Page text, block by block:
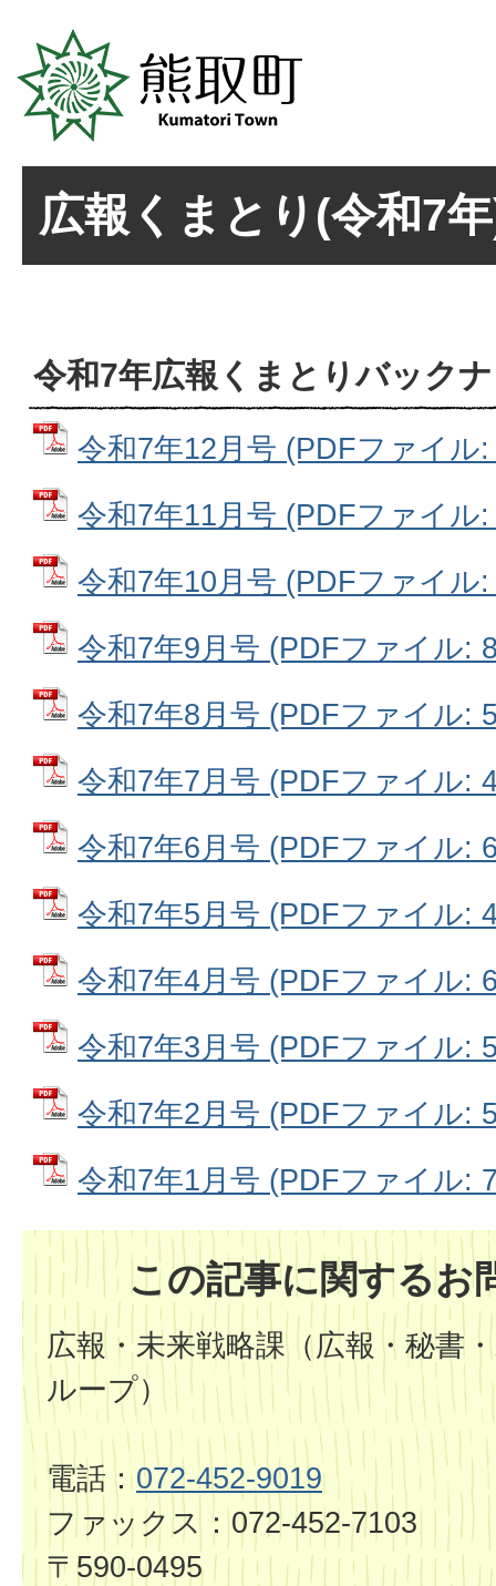
広報くまとり(令和7
令和7年広報くまとりバック
令和7年12月号 (PDFファイル
令和7年11月号 (PDFファイル
令和7年10月号 (PDFファイル
令和7年9月号 (PDFファイル:
令和7年8月号 (PDFファイル:
令和7年7月号 (PDFファイル:
令和7年6月号 (PDFファイル:
令和7年5月号 (PDFファイル:
令和7年4月号 (PDFファイル:
令和7年3月号 (PDFファイル:
令和7年2月号 (PDFファイル:
令和7年1月号 (PDFファイル:
この記事に関するお
広報・未来戦略課（広報・秘書
ループ）
電話：072-452-9019
ファックス：072-452-7103
〒590-0495